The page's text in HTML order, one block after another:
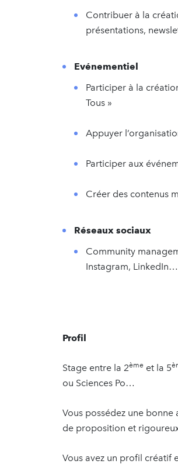
Contribuer à la
présentations,
Evénementiel
Participer à la
Tous »
Appuyer
Participer aux
Créer des contenus
Réseaux sociaux
Community
Instagram, LinkedIn…
Profil
Stage entre la 2ème et la 5
ou Sciences Po…
Vous possédez une
de proposition et
Vous avez un profil créatif